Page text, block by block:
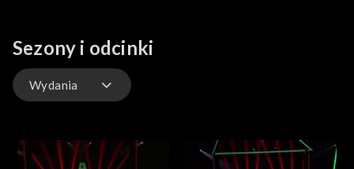
Sezony i odcinki
Wydania